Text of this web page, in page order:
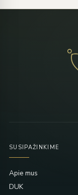
SUSIPAŽINKIME
Apie mus
DUK